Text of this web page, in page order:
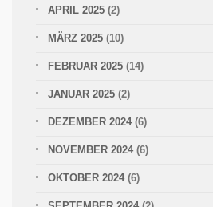
APRIL 2025 (2)
MÄRZ 2025 (10)
FEBRUAR 2025 (14)
JANUAR 2025 (2)
DEZEMBER 2024 (6)
NOVEMBER 2024 (6)
OKTOBER 2024 (6)